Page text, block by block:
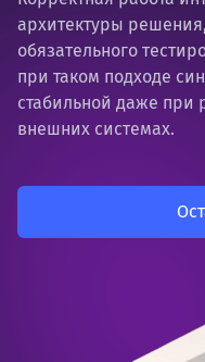
архитектуры
обязательного
при таком подходе
стабильной даже при
внешних системах.